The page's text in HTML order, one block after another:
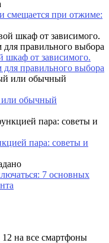
смещается при отжиме:
шкаф от зависимого.
правильного выбора
или обычный
пара: советы и
7 основных